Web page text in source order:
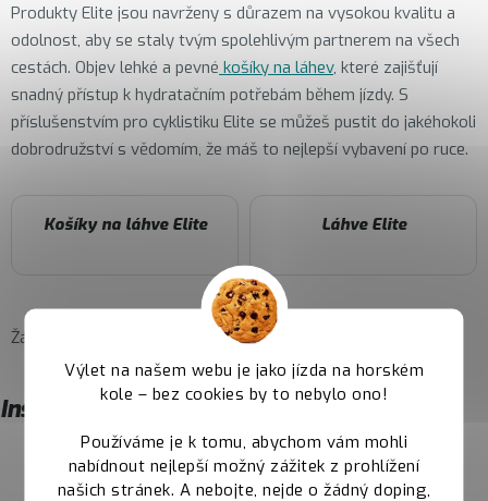
Výlet na našem webu je jako jízda na horském
kole – bez cookies by to nebylo ono!
Používáme je k tomu, abychom vám mohli
nabídnout nejlepší možný zážitek z prohlížení
našich stránek. A nebojte, nejde o žádný doping,
Produkty Elite jsou navrženy s důrazem na vysokou kvalitu a
odolnost, aby se staly tvým spolehlivým partnerem na všech
cestách. Objev lehké a pevné košíky na láhev, které zajišťují
snadný přístup k hydratačním potřebám během jízdy. S
příslušenstvím pro cyklistiku Elite se můžeš pustit do jakéhokoli
dobrodružství s vědomím, že máš to nejlepší vybavení po ruce.
Košíky na láhve Elite Láhve Elite
Žádné produkty značky nebyly nalezeny...
Instagram